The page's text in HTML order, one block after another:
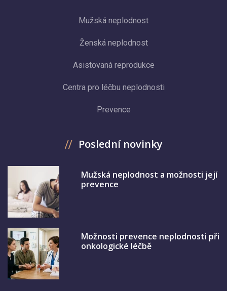
Mužská neplodnost
Ženská neplodnost
Asistovaná reprodukce
Centra pro léčbu neplodnosti
Prevence
Poslední novinky
Mužská neplodnost a možnosti její
prevence
Možnosti prevence neplodnosti při
onkologické léčbě